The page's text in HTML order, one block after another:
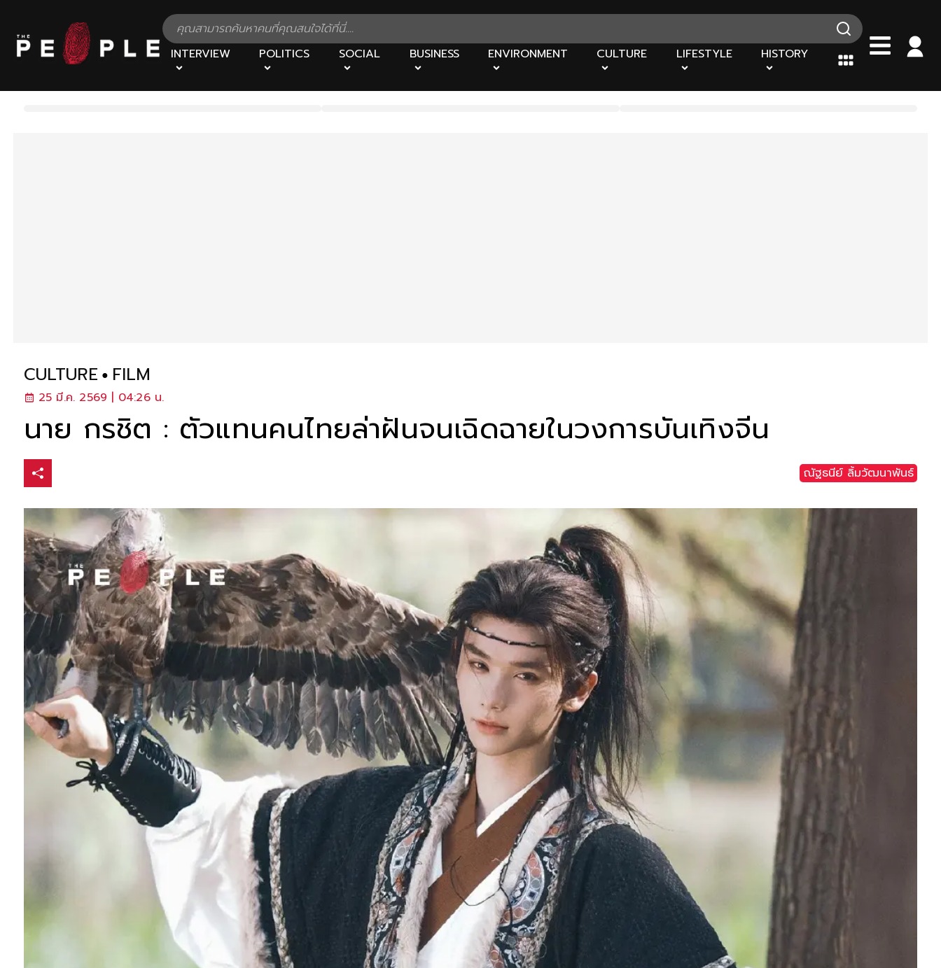
INTERVIEW POLITICS SOCIAL BUSINESS ENVIRONMENT CULTURE LIFESTYLE HISTORY
CULTURE FILM
25 มี.ค. 2569 | 04:26 น.
นาย กรชิต : ตัวแทนคนไทยล่าฝันจนเฉิดฉายในวงการบันเทิงจีน
ณัฐธนีย์ ลิ้มวัฒนาพันธ์